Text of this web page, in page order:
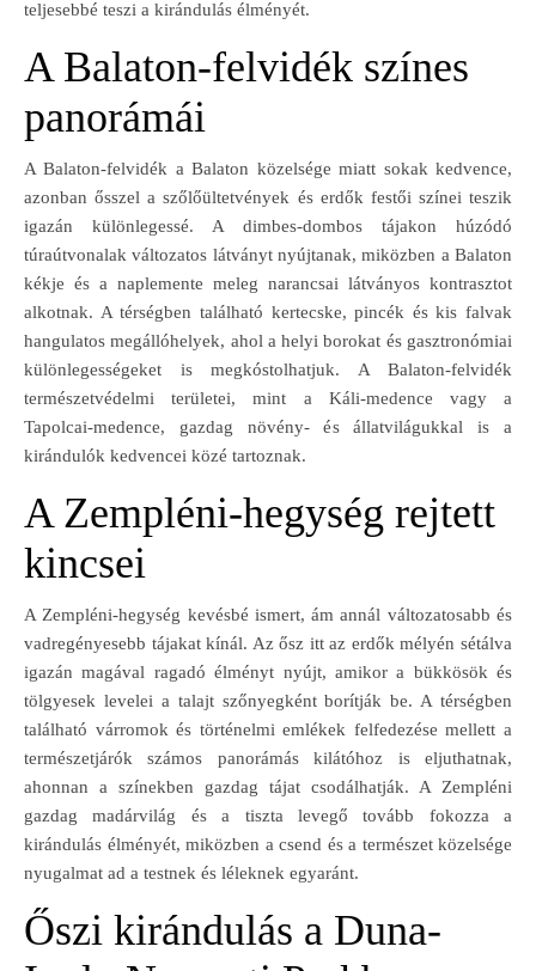
teljesebbé teszi a kirándulás élményét.
A Balaton-felvidék színes
panorámái
A Balaton-felvidék a Balaton közelsége miatt sokak kedvence,
azonban ősszel a szőlőültetvények és erdők festői színei teszik
igazán különlegessé. A dimbes-dombos tájakon húzódó
túraútvonalak változatos látványt nyújtanak, miközben a Balaton
kékje és a naplemente meleg narancsai látványos kontrasztot
alkotnak. A térségben található kertecske, pincék és kis falvak
hangulatos megállóhelyek, ahol a helyi borokat és gasztronómiai
különlegességeket is megkóstolhatjuk. A Balaton-felvidék
természetvédelmi területei, mint a Káli-medence vagy a
Tapolcai-medence, gazdag növény- és állatvilágukkal is a
kirándulók kedvencei közé tartoznak.
A Zempléni-hegység rejtett
kincsei
A Zempléni-hegység kevésbé ismert, ám annál változatosabb és
vadregényesebb tájakat kínál. Az ősz itt az erdők mélyén sétálva
igazán magával ragadó élményt nyújt, amikor a bükkösök és
tölgyesek levelei a talajt szőnyegként borítják be. A térségben
található várromok és történelmi emlékek felfedezése mellett a
természetjárók számos panorámás kilátóhoz is eljuthatnak,
ahonnan a színekben gazdag tájat csodálhatják. A Zempléni
gazdag madárvilág és a tiszta levegő tovább fokozza a
kirándulás élményét, miközben a csend és a természet közelsége
nyugalmat ad a testnek és léleknek egyaránt.
Őszi kirándulás a Duna-